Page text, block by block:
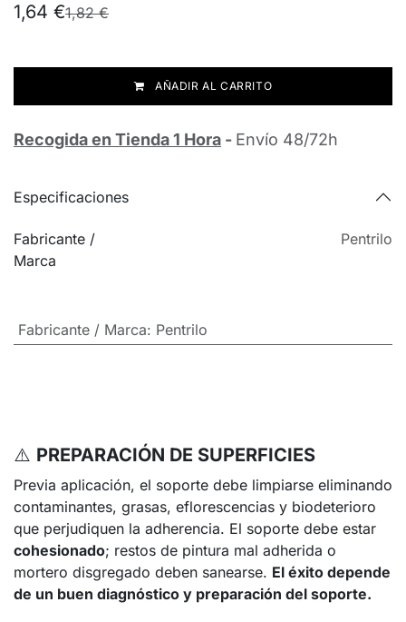
1,64 €1,82€
AÑADIR AL CARRITO
Recogida en Tienda 1 Hora - Envío 48/72h
Especificaciones
Fabricante /
Marca
Pentrilo
Fabricante / Marca: Pentrilo
⚠️ PREPARACIÓN DE SUPERFICIES
Previa aplicación, el soporte debe limpiarse eliminando
contaminantes, grasas, eflorescencias y biodeterioro
que perjudiquen la adherencia. El soporte debe estar
cohesionado; restos de pintura mal adherida o
mortero disgregado deben sanearse. El éxito depende
de un buen diagnóstico y preparación del soporte.